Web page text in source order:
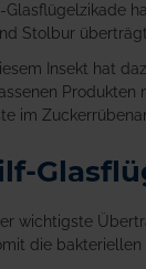
Stolbur überträgt.
Insekt hat
im
wichtigste
die bakteriellen